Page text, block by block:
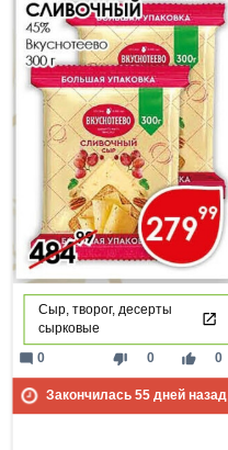
Сыр, творог, десерты
сырковые
thumb_down 0 thumb_up 0
mode_comment 0
Закончилась 55дней назад